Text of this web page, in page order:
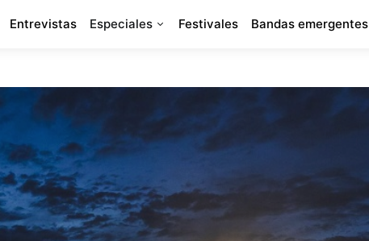
Entrevistas Especiales Festivales Bandas emergentes